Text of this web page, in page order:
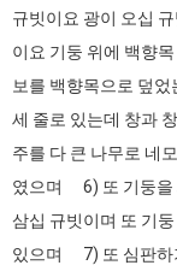
규빗이요 광이 오십
이요 기둥 위에 백향
보를 백향목으로 덮
세 줄로 있는데 창과
주를 다 큰 나무로 네
였으며 6) 또 기둥을
삼십 규빗이며 또 기
있으며 7) 또 심판하